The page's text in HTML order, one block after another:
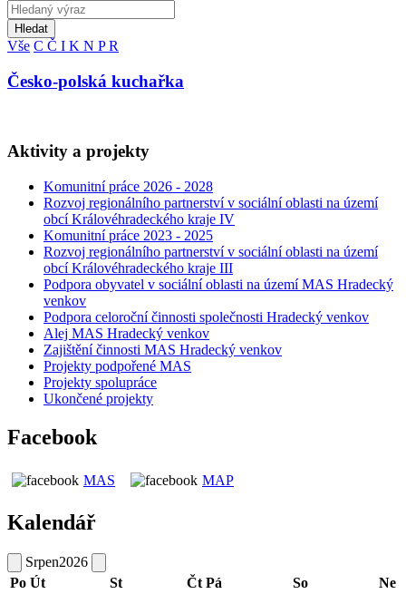
Hledat
Vše C Č I K N PR
Česko-polská kuchařka
Aktivity a projekty
Komunitní práce 2026 - 2028
Rozvoj regionálního partnerství v sociální oblasti na území
obcí Královéhradeckého kraje IV
Komunitní práce 2023 - 2025
Rozvoj regionálního partnerství v sociální oblasti na území
obcí Královéhradeckého kraje III
Podpora obyvatel v sociální oblasti na území MAS Hradecký
venkov
Podpora celoroční činnosti společnosti Hradecký venkov
Alej MAS Hradecký venkov
Zajištění činnosti MAS Hradecký venkov
Projekty podpořené MAS
Projekty spolupráce
Ukončené projekty
Facebook
MAS MAP
Kalendář
Srpen2026
Po Út St Čt Pá So Ne